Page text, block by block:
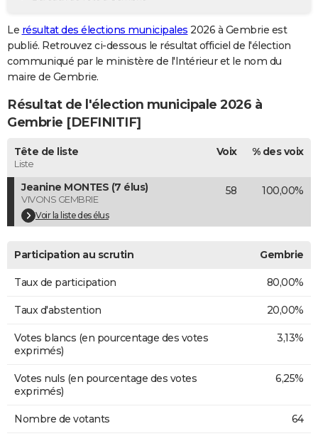
GUIDES D'ACHAT
BONS PLANS
CARTE DE VOEUX
Carte de Noël
Carte Bonne année
Carte Saint-Valentin
Carte Pâques
Carte d'anniversaire
DICTIONNAIRE
Dictionnaire
Biographies
Citations
Expressions
Proverbes
PROGRAMME TV
COPAINS D'AVANT
S'inscrire
Se connecter
Lycées
Collèges
Primaires
Universités
Entreprises
Service militaire
Avis de recherche
AVIS DE DÉCÈS
FORUM
Le résultat des élections municipales 2026 à Gembrie est
publié. Retrouvez ci-dessous le résultat officiel de l'élection
communiqué par le ministère de l'Intérieur et le nom du
maire de Gembrie.
Résultat de l'élection municipale 2026 à
Gembrie [DEFINITIF]
Tête de liste
Liste
Voix % des voix
Jeanine MONTES (7 élus)
VIVONS GEMBRIE
Voir la liste des élus
58 100,00%
Participation au scrutin Gembrie
Taux de participation 80,00%
Taux d'abstention 20,00%
Votes blancs (en pourcentage des votes
exprimés)
3,13%
Votes nuls (en pourcentage des votes
exprimés)
6,25%
Nombre de votants 64